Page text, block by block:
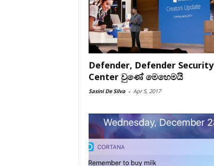
Defender, Defender Security
Center වුණේ මෙහෙමයි
Sasini De Silva - Apr 5, 2017